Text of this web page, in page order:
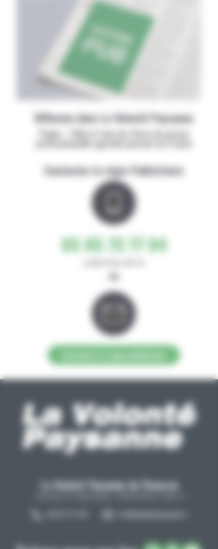
Diffusion dans La Volonté Paysanne
Papier + Web et tous les titres de presse
Contacter la régie Publicitaire
05 65 73 77 94
ou
La Volonté Paysanne de l'Aveyron